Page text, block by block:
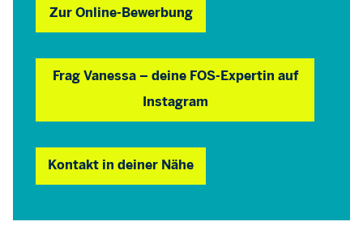
Zur Online-Bewerbung
Frag Vanessa – deine FOS-Expertin auf
Instagram
Kontakt in deiner Nähe